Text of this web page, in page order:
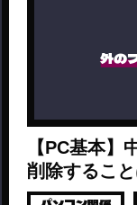
外の
【PC基本】
削除するこ